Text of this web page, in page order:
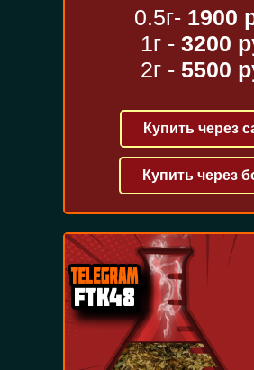
0.5г- 1900
1г - 3200
2г - 5500
Купить через
Купить через